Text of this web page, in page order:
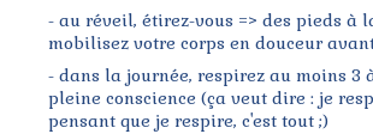
- au réveil, étirez-vous => des pieds à
mobilisez votre corps en douceur
- dans la journée, respirez au moins 3
pleine conscience (ça veut dire : je
pensant que je respire, c'est tout ;)